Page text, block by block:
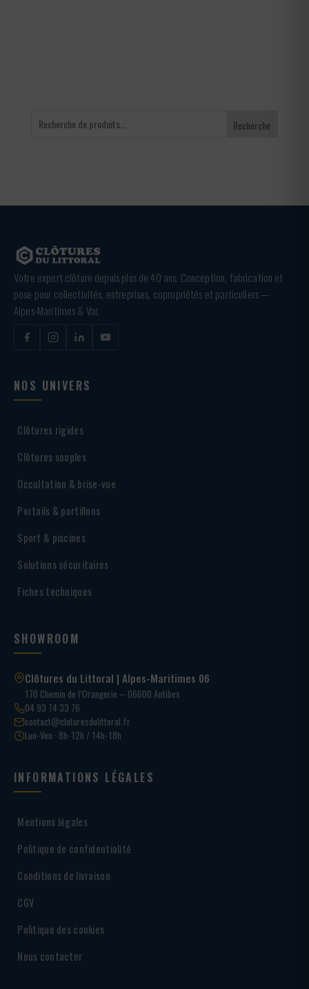
Recherche
Votre expert clôture depuis plus de 40 ans. Conception, fabrication et
pose pour collectivités, entreprises, copropriétés et particuliers —
Alpes-Maritimes & Var.
NOS UNIVERS
Clôtures rigides
Clôtures souples
Occultation & brise-vue
Portails & portillons
Sport & piscines
Solutions sécuritaires
Fiches techniques
SHOWROOM
Clôtures du Littoral | Alpes-Maritimes 06
170 Chemin de l’Orangerie – 06600 Antibes
04 93 74 33 76
contact@cloturesdulittoral.fr
Lun-Ven · 8h-12h / 14h-18h
INFORMATIONS LÉGALES
Mentions légales
Politique de confidentialité
Conditions de livraison
CGV
Politique des cookies
Nous contacter